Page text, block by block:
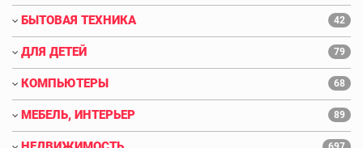
БЫТОВАЯ ТЕХНИКА 42
ДЛЯ ДЕТЕЙ 79
КОМПЬЮТЕРЫ 68
МЕБЕЛЬ, ИНТЕРЬЕР 89